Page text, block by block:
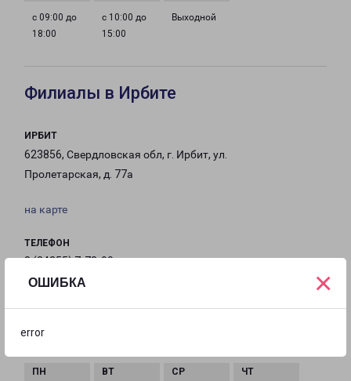
ОШИБКА
error
×
с 09:00 до
18:00
с 10:00 до
15:00
Выходной
Филиалы в Ирбите
ИРБИТ
623856, Свердловская обл, г. Ирбит, ул.
Пролетарская, д. 77а
на карте
ТЕЛЕФОН
8 (34355) 7-78-90
irbit-fr@pecom.ru